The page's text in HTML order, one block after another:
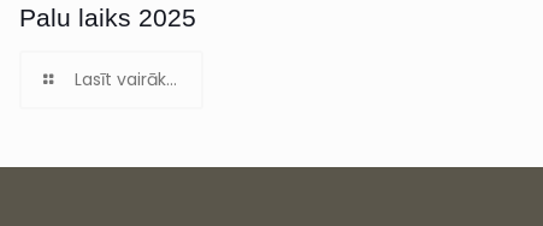
Palu laiks 2025
Lasīt vairāk...